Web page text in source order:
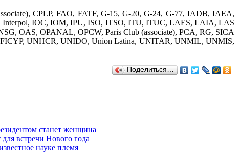
CPLP, FAO, FATF, G-15, G-20, G-24, G-77, IADB, IAEA,
IOC, IOM, IPU, ISO, ITSO, ITU, ITUC, LAES, LAIA, LAS
OAS, OPANAL, OPCW, Paris Club (associate), PCA, RG, SICA
UNHCR, UNIDO, Union Latina, UNITAR, UNMIL, UNMIS,
Поделиться…
станет женщина
встречи Нового года
науке племя